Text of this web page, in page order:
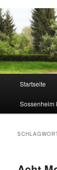
Startseite
Sossenheim